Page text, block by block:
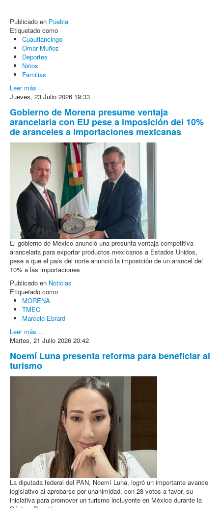
Publicado en Puebla
Etiquetado como
Cuautlancingo
Omar Muñoz
Deportes
Niños
Familias
Leer más ...
Jueves, 23 Julio 2026 19:33
Gobierno de Morena presume ventaja
arancelaria con EU pese a imposición del 10%
de aranceles a importaciones mexicanas
El gobierno de México anunció una presunta ventaja competitiva
arancelaria para exportar productos mexicanos a Estados Unidos,
pese a que el país del norte anunció la imposición de un arancel del
10% a las importaciones
Publicado en Noticias
Etiquetado como
MORENA
TMEC
Marcelo Ebrard
Leer más ...
Martes, 21 Julio 2026 20:42
Noemí Luna presenta reforma para beneficiar al
turismo
La diputada federal del PAN, Noemí Luna, logró un importante avance
legislativo al aprobarse por unanimidad, con 28 votos a favor, su
iniciativa para promover un turismo incluyente en México durante la